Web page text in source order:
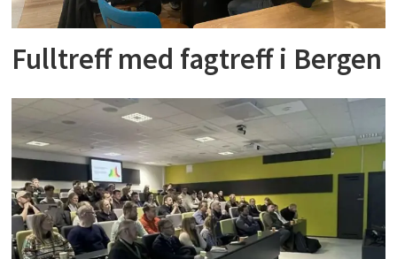
Fulltreff med fagtreff i Bergen